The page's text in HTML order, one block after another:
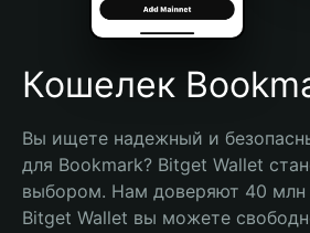
Español (Argentina)
Кошелек
Вы ищете надежный и
для Bookmark? Bitget Wallet
выбором. Нам доверяют 40 млн
Bitget Wallet вы можете